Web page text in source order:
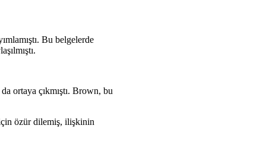
Bu belgelerde
ortaya çıkmıştı. Brown, bu
özür dilemiş, ilişkinin